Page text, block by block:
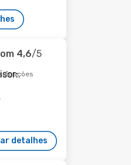
4,6/5
detalhes